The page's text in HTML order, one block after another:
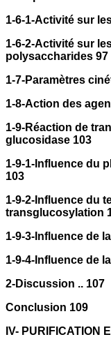
1-6-1-Activité sur
1-6-2-Activité sur
polysaccharides 97
1-7-Paramètres
1-8-Action des
1-9-Réaction de
glucosidase 103
1-9-1-Influence du
103
1-9-2-Influence du
transglucosylation
1-9-3-Influence de
1-9-4-Influence de
2-Discussion .. 107
Conclusion 109
IV- PURIFICATION